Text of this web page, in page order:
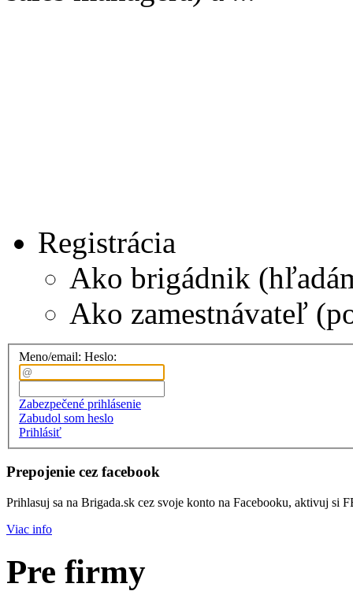
Registrácia
Ako brigádnik
Ako zamestnávateľ
Meno/email: Heslo:
Zabezpečené prihlásenie
Zabudol som heslo
Prihlásiť
Prepojenie cez facebook
Prihlasuj sa na Brigada.sk cez svoje konto na Facebooku, aktivuj si
Viac info
Pre firmy